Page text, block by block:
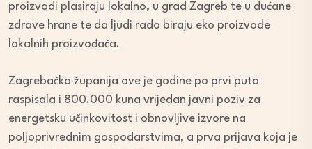
proizvodi plasiraju lokalno, u grad Zagreb te u dućane
zdrave hrane te da ljudi rado biraju eko proizvode
lokalnih proizvođača.
Zagrebačka županija ove je godine po prvi puta
raspisala i 800.000 kuna vrijedan javni poziv za
energetsku učinkovitost i obnovljive izvore na
poljoprivrednim gospodarstvima, a prva prijava koja je